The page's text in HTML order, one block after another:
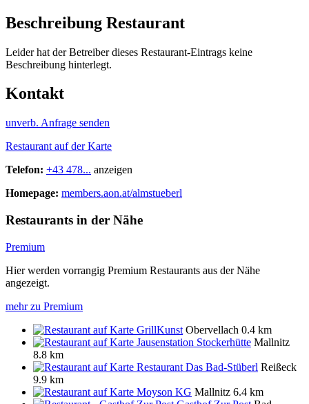
Beschreibung Restaurant
Leider hat der Betreiber dieses Restaurant-Eintrags keine
Beschreibung hinterlegt.
Kontakt
unverb. Anfrage senden
Restaurant auf der Karte
Telefon: +43 478... anzeigen
Homepage: members.aon.at/almstueberl
Restaurants in der Nähe
Premium
Hier werden vorrangig Premium Restaurants aus der Nähe
angezeigt.
mehr zu Premium
GrillKunst Obervellach 0.4 km
Jausenstation Stockerhütte Mallnitz
8.8 km
Restaurant Das Bad-Stüberl Reißeck
9.9 km
Moyson KG Mallnitz 6.4 km